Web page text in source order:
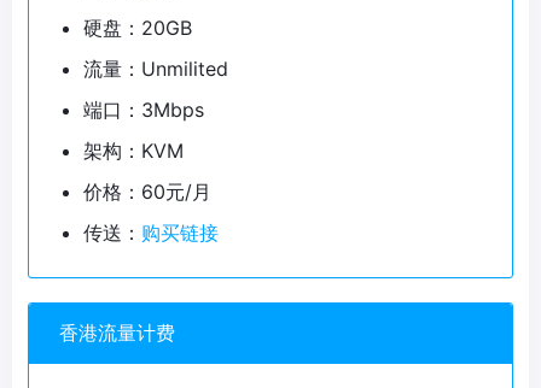
硬盘：20GB
流量：Unmilited
端口：3Mbps
架构：KVM
价格：60元/月
传送： 购买链接
香港流量计费